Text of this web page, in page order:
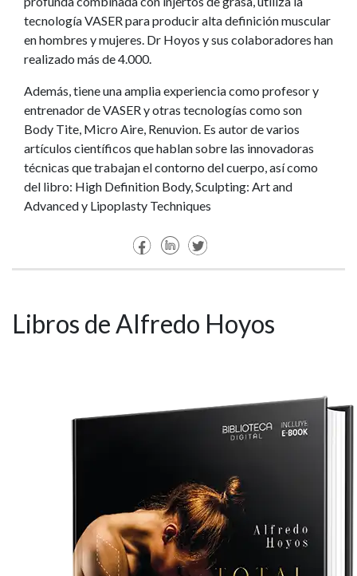
tecnología VASER para producir alta definición muscular
en hombres y mujeres. Dr Hoyos y sus colaboradores han
realizado más de 4.000.
Además, tiene una amplia experiencia como profesor y
entrenador de VASER y otras tecnologías como son
Body Tite, Micro Aire, Renuvion. Es autor de varios
artículos científicos que hablan sobre las innovadoras
técnicas que trabajan el contorno del cuerpo, así como
del libro: High Definition Body,Sculpting: Art and
Advanced y Lipoplasty Techniques
Libros de Alfredo Hoyos